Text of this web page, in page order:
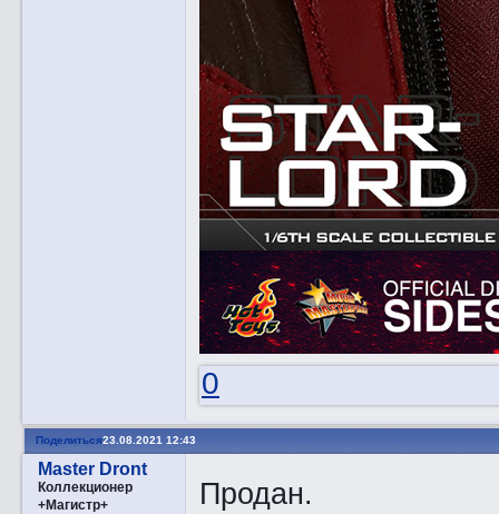
0
Поделиться23.08.2021 12:43
Master Dront
Коллекционер
+Магистр+
Продан.